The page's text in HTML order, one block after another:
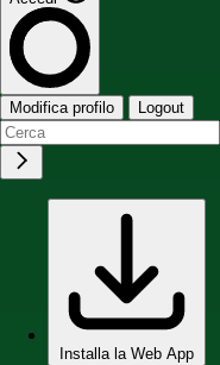
Modifica profilo Logout
Installa la Web App